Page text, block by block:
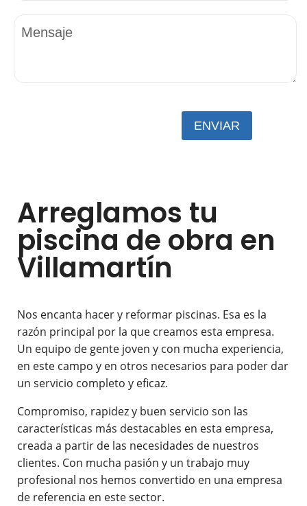
Arreglamos tu
piscina de obra en
Villamartín
Nos encanta hacer y reformar piscinas. Esa es la
razón principal por la que creamos esta empresa.
Un equipo de gente joven y con mucha experiencia,
en este campo y en otros necesarios para poder dar
un servicio completo y eficaz.
Compromiso, rapidez y buen servicio son las
características más destacables en esta empresa,
creada a partir de las necesidades de nuestros
clientes. Con mucha pasión y un trabajo muy
profesional nos hemos convertido en una empresa
de referencia en este sector.